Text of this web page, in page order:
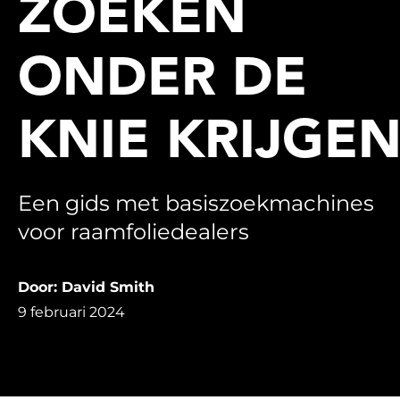
ZOEKEN
ONDER DE
KNIE
Een gids met basiszoekmachines
voor raamfoliedealers
Door: David Smith
9 februari 2024